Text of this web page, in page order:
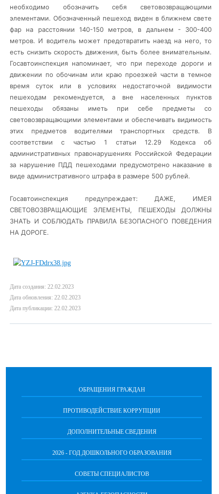
необходимо обозначить себя световозвращающими
элементами. Обозначенный пешеход виден в ближнем свете
фар на расстоянии 140-150 метров, в дальнем - 300-400
метров. И водитель может предотвратить наезд на него, то
есть снизить скорость движения, быть более внимательным.
Госавтоинспекция напоминает, что при переходе дороги и
движении по обочинам или краю проезжей части в темное
время суток или в условиях недостаточной видимости
пешеходам рекомендуется, а вне населенных пунктов
пешеходы обязаны иметь при себе предметы со
световозвращающими элементами и обеспечивать видимость
этих предметов водителями транспортных средств. В
соответствии с частью 1 статьи 12.29 Кодекса об
административных правонарушениях Российской Федерации
за нарушение ПДД пешеходами предусмотрено наказание в
виде административного штрафа в размере 500 рублей.
Госавтоинспекция предупреждает: ДАЖЕ, ИМЕЯ
СВЕТОВОЗВРАЩАЮЩИЕ ЭЛЕМЕНТЫ, ПЕШЕХОДЫ ДОЛЖНЫ
ЗНАТЬ И СОБЛЮДАТЬ ПРАВИЛА БЕЗОПАСНОГО ПОВЕДЕНИЯ
НА ДОРОГЕ.
Дата создания: 22.02.2023
Дата обновления: 22.02.2023
Дата публикации: 22.02.2023
ОБРАЩЕНИЯ ГРАЖДАН
ПРОТИВОДЕЙСТВИЕ КОРРУПЦИИ
ДОПОЛНИТЕЛЬНЫЕ СВЕДЕНИЯ
2026 - ГОД ДОШКОЛЬНОГО ОБРАЗОВАНИЯ
СОВЕТЫ СПЕЦИАЛИСТОВ